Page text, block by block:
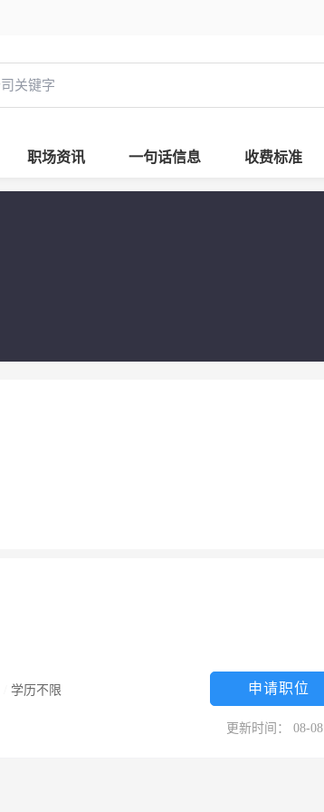
职场资讯 一句话信息 收费标准
学历不限 申请职位
更新时间： 08-08